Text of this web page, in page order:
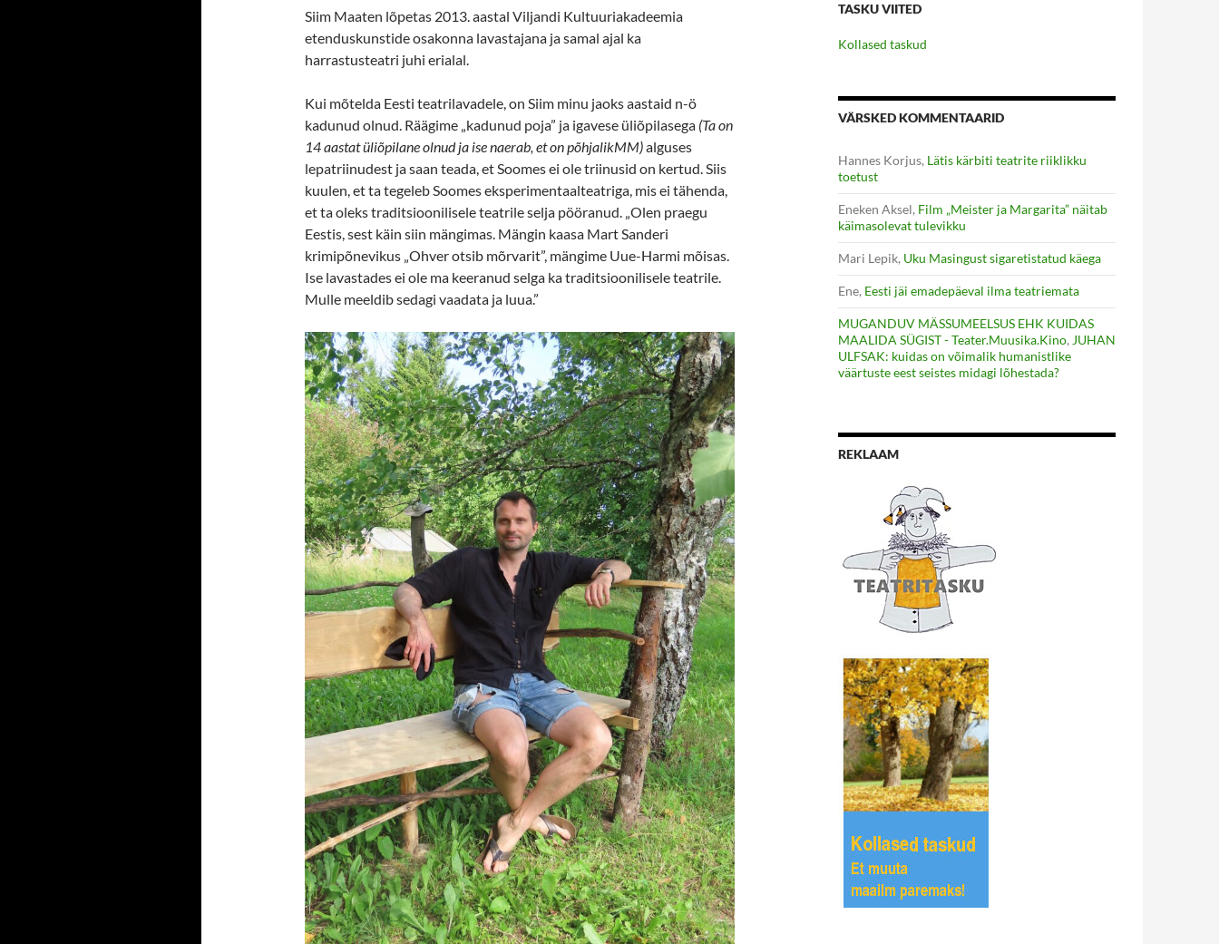
Siim Maaten lõpetas 2013. aastal Viljandi Kultuuriakadeemia
etenduskunstide osakonna lavastajana ja samal ajal ka
harrastusteatri juhi erialal.
Kui mõtelda Eesti teatrilavadele, on Siim minu jaoks aastaid n-ö
kadunud olnud. Räägime „kadunud poja” ja igavese üliõpilasega (Ta on
14 aastat üliõpilane olnud ja ise naerab, et on põhjalikMM)alguses
lepatriinudest ja saan teada, et Soomes ei ole triinusid on kertud. Siis
kuulen, et ta tegeleb Soomes eksperimentaalteatriga, mis ei tähenda,
et ta oleks traditsioonilisele teatrile selja pööranud. „Olen praegu
Eestis, sest käin siin mängimas. Mängin kaasa Mart Sanderi
krimipõnevikus „Ohver otsib mõrvarit”, mängime Uue-Harmi mõisas.
Ise lavastades ei ole ma keeranud selga ka traditsioonilisele teatrile.
Mulle meeldib sedagi vaadata ja luua.”
TASKU VIITED
Kollased taskud
VÄRSKED KOMMENTAARID
Hannes Korjus, Lätis kärbiti teatrite riiklikku
toetust
Eneken Aksel, Film „Meister ja Margarita” näitab
käimasolevat tulevikku
Mari Lepik, Uku Masingust sigaretistatud käega
Ene, Eesti jäi emadepäeval ilma teatriemata
MUGANDUV MÄSSUMEELSUS EHK KUIDAS
MAALIDA SÜGIST - Teater.Muusika.Kino, JUHAN
ULFSAK: kuidas on võimalik humanistlike
väärtuste eest seistes midagi lõhestada?
REKLAAM